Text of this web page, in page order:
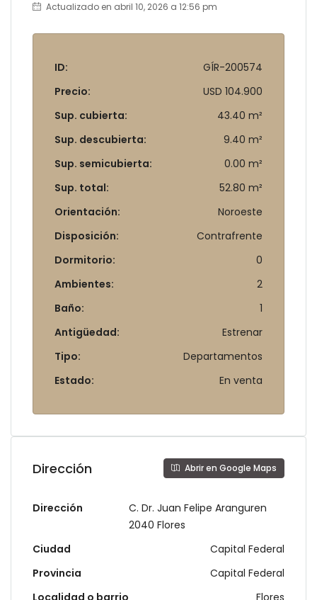
Actualizado en abril 10, 2026 a 12:56 pm
ID:
GÍR-200574
Precio:
USD 104.900
Sup. cubierta:
43.40 m²
Sup. descubierta:
9.40 m²
Sup. semicubierta:
0.00 m²
Sup. total:
52.80 m²
Orientación:
Noroeste
Disposición:
Contrafrente
Dormitorio:
0
Ambientes:
2
Baño:
1
Antigüedad:
Estrenar
Tipo:
Departamentos
Estado:
En venta
Dirección Abrir en Google Maps
Dirección
C. Dr. Juan Felipe Aranguren
2040 Flores
Ciudad
Capital Federal
Provincia
Capital Federal